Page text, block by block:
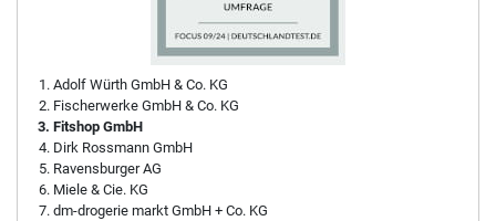
Adolf Würth GmbH & Co. KG
Fischerwerke GmbH & Co. KG
Fitshop GmbH
Dirk Rossmann GmbH
Ravensburger AG
Miele & Cie. KG
dm-drogerie markt GmbH + Co. KG